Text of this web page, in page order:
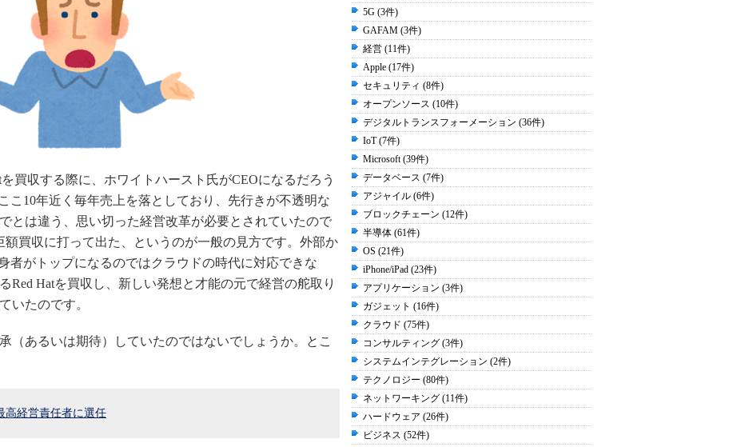
買収する際に、ホワイトハースト氏がCEOになるだろう
こ10年近く毎年売上を落としており、先行きが不透明な
とは違う、思い切った経営改革が必要とされていたので
額買収に打って出た、というのが一般の見方です。外部か
者がトップになるのではクラウドの時代に対応できな
Red Hatを買収し、新しい発想と才能の元で経営の舵取り
いたのです。
（あるいは期待）していたのではないでしょうか。とこ
高経営責任者に選任
5G (3件)
GAFAM (3件)
経営 (11件)
Apple (17件)
セキュリティ (8件)
オープンソース (10件)
デジタルトランスフォーメーション (36件)
IoT (7件)
Microsoft (39件)
データベース (7件)
アジャイル (6件)
ブロックチェーン (12件)
半導体 (61件)
OS (21件)
iPhone/iPad (23件)
アプリケーション (3件)
ガジェット (16件)
クラウド (75件)
コンサルティング (3件)
システムインテグレーション (2件)
テクノロジー (80件)
ネットワーキング (11件)
ハードウェア (26件)
ビジネス (52件)